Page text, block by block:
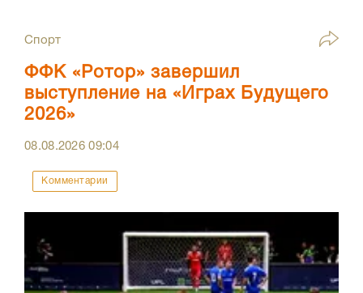
Спорт
ФФК «Ротор» завершил
выступление на «Играх Будущего
2026»
08.08.202609:04
Комментарии